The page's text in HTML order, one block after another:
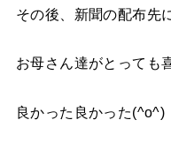
その後、新聞の配布先
お母さん達がとっても
良かった良かった(^o^)